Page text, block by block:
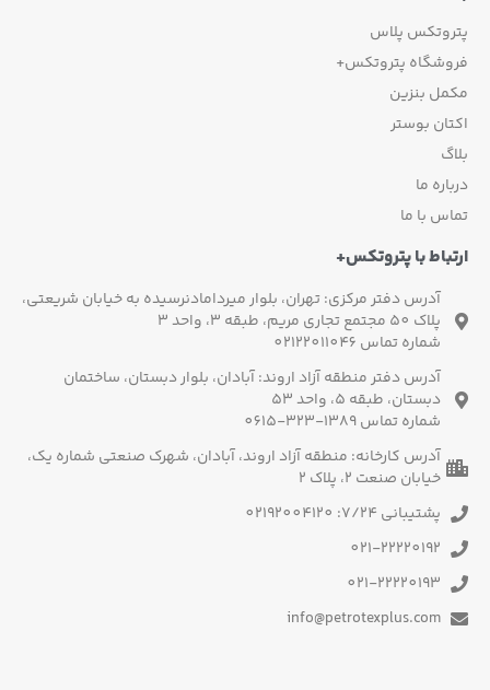
پتروتکس پلاس
فروشگاه پتروتکس+
مکمل بنزین
اکتان بوستر
بلاگ
درباره ما
تماس با ما
ارتباط با پتروتکس+
آدرس دفتر مرکزی: تهران، بلوار میردامادنرسیده به خیابان شریعتی،
پلاک 50 مجتمع تجاری مریم، طبقه 3، واحد 3
شماره تماس 02122011046
آدرس دفتر منطقه آزاد اروند: آبادان، بلوار دبستان، ساختمان
دبستان، طبقه 5، واحد 53
شماره تماس 1389-323-0615
آدرس کارخانه: منطقه آزاد اروند، آبادان، شهرک صنعتی شماره یک،
خیابان صنعت 2، پلاک 2
پشتیبانی 7/24: 02192004120
021-22220192
021-22220193
info@petrotexplus.com